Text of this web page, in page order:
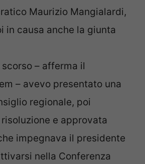
Maurizio Mangialardi,
in causa anche la giunta
scorso – afferma il
– avevo presentato una
regionale, poi
e approvata
impegnava il presidente
nella Conferenza